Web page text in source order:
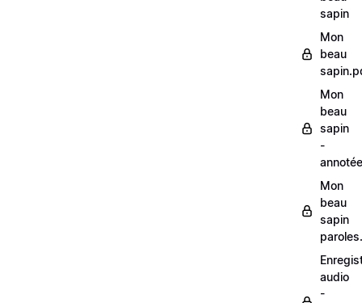
sapin
Mon
beau
Mon
beau
sapin
-
Mon
beau
sapin
audio
-